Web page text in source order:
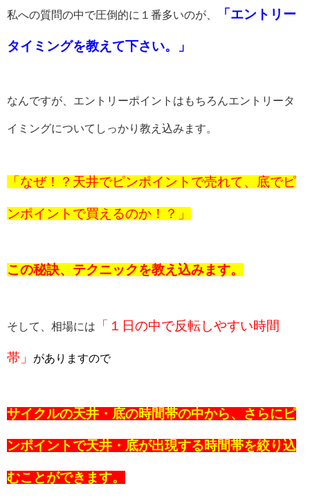
私への質問の中で圧倒的に１番多いのが、 「エントリー
タイミングを教えて下さい。」
なんですが、エントリーポイントはもちろんエントリータ
イミングについてしっかり教え込みます。
「なぜ！？天井でピンポイントで売れて、底でピ
ンポイントで買えるのか！？」
この秘訣、テクニックを教え込みます。
そして、相場には 「１日の中で反転しやすい時間
帯」 がありますので
サイクルの天井・底の時間帯の中から、さらにピ
ンポイントで天井・底が出現する時間帯を絞り込
むことができます。